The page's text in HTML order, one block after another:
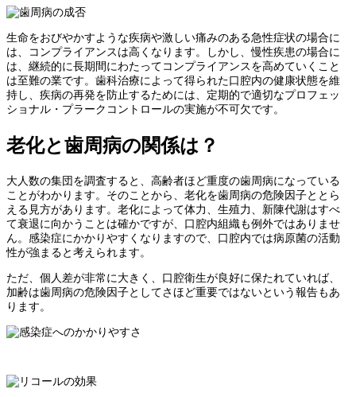
生命をおびやかすような疾病や激しい痛みのある急性症状の場合に
は、コンプライアンスは高くなります。しかし、慢性疾患の場合に
は、継続的に長期間にわたってコンプライアンスを高めていくこと
は至難の業です。歯科治療によって得られた口腔内の健康状態を維
持し、疾病の再発を防止するためには、定期的で適切なプロフェッ
ショナル・プラークコントロールの実施が不可欠です。
老化と歯周病の関係は？
大人数の集団を調査すると、高齢者ほど重度の歯周病になっている
ことがわかります。そのことから、老化を歯周病の危険因子ととら
える見方があります。老化によって体力、生殖力、新陳代謝はすべ
て衰退に向かうことは確かですが、口腔内組織も例外ではありませ
ん。感染症にかかりやすくなりますので、口腔内では病原菌の活動
性が強まると考えられます。
ただ、個人差が非常に大きく、口腔衛生が良好に保たれていれば、
加齢は歯周病の危険因子としてさほど重要ではないという報告もあ
ります。